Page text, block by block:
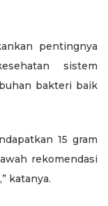
pentingnya
sistem
bakteri baik
15 gram
rekomendasi
katanya.